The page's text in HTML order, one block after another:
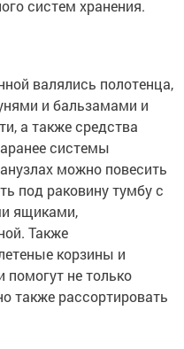
систем хранения.
валялись полотенца,
и бальзамами и
а также средства
системы
можно повесить
под раковину тумбу с
ящиками,
Также
корзины и
не только
также рассортировать